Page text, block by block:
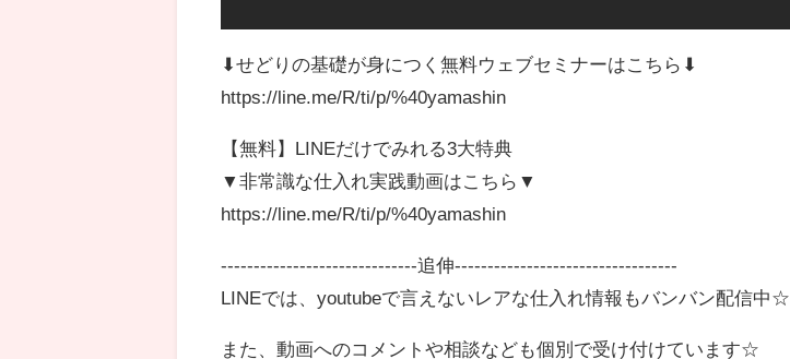
⬇︎せどりの基礎が身につく無料ウェブセミナーはこちら⬇︎
https://line.me/R/ti/p/%40yamashin
【無料】LINEだけでみれる3大特典
▼非常識な仕入れ実践動画はこちら▼
https://line.me/R/ti/p/%40yamashin
------------------------------追伸----------------------------------
LINEでは、youtubeで言えないレアな仕入れ情報もバンバン配信中☆
また、動画へのコメントや相談なども個別で受け付けています☆